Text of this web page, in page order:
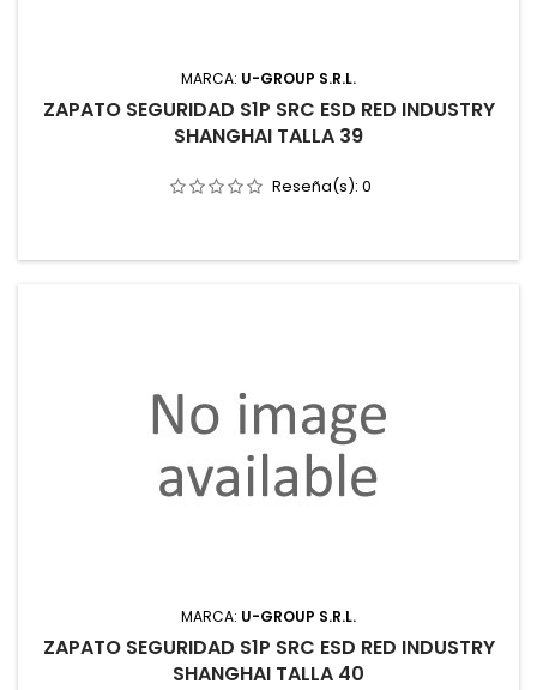
MARCA: U-GROUP S.R.L.
ZAPATO SEGURIDAD S1P SRC ESD RED INDUSTRY
SHANGHAI TALLA 39
Reseña(s): 0
MARCA: U-GROUP S.R.L.
ZAPATO SEGURIDAD S1P SRC ESD RED INDUSTRY
SHANGHAI TALLA 40